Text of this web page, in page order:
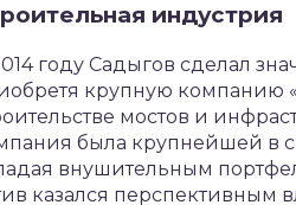
индустрия
году Садыгов сделал
крупную компанию
мостов и
была крупнейшей в
внушительным
казался перспективным